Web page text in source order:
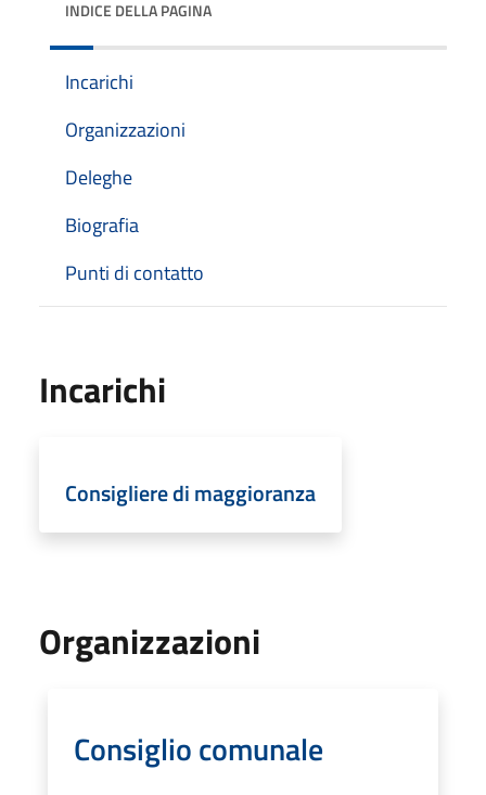
INDICE DELLA PAGINA
Incarichi
Organizzazioni
Deleghe
Biografia
Punti di contatto
Incarichi
Consigliere di maggioranza
Organizzazioni
Consiglio comunale